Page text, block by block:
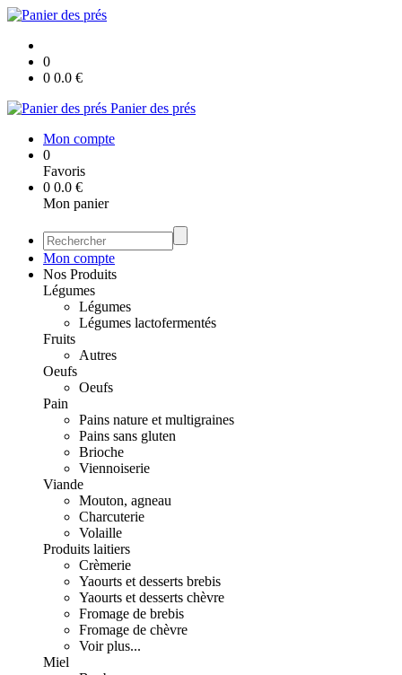
0
0 0.0 €
Panier des prés
Mon compte
0
Favoris
0 0.0 €
Mon panier
Mon compte
Nos Produits
Légumes
Légumes
Légumes lactofermentés
Fruits
Autres
Oeufs
Oeufs
Pain
Pains nature et multigraines
Pains sans gluten
Brioche
Viennoiserie
Viande
Mouton, agneau
Charcuterie
Volaille
Produits laitiers
Crèmerie
Yaourts et desserts brebis
Yaourts et desserts chèvre
Fromage de brebis
Fromage de chèvre
Voir plus...
Miel